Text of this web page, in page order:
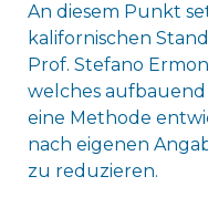
An diesem Punkt
kalifornischen
Prof. Stefano
welches
eine Methode
nach eigenen
zu reduzieren.